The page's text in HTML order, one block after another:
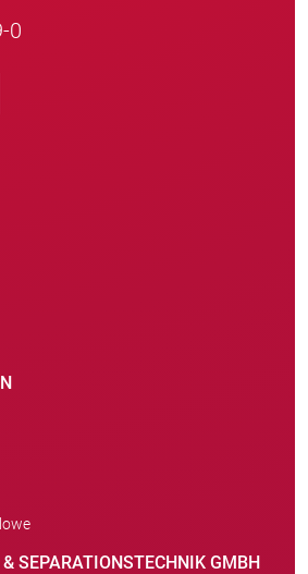
0
SEPARATIONSTECHNIK GMBH